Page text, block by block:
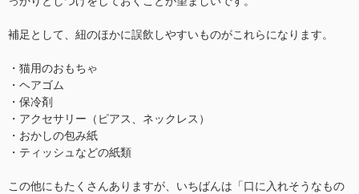
補足として、紐のほかに誤飲しやすいものがこれらになります。
・猫用のおもちゃ
・ヘアゴム
・保冷剤
・アクセサリー（ピアス、ネックレス）
・おかしの包み紙
・ティッシュなどの紙類
この他にもたくさんありますが、いちばんは「口に入れそうなもの